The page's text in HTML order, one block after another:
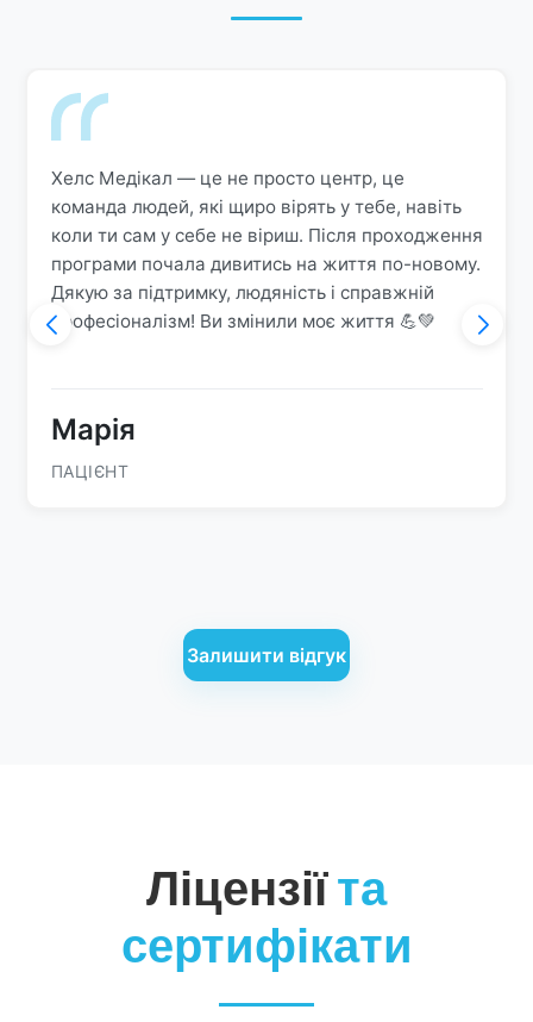
Хелс Медікал — це не просто центр, це
команда людей, які щиро вірять у тебе, навіть
коли ти сам у себе не віриш. Після проходження
програми почала дивитись на життя по-новому.
Дякую за підтримку, людяність і справжній
професіоналізм! Ви змінили моє життя 💪💚
Марія
ПАЦІЄНТ
Залишити відгук
Ліцензіїта
сертифікати